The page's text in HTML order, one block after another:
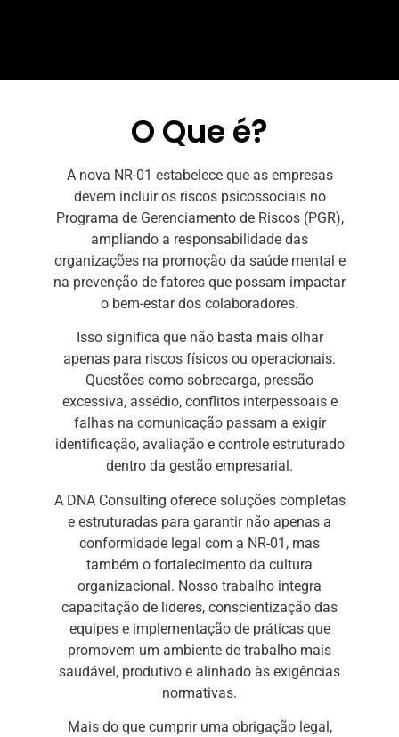
O Que é?
A nova NR-01 estabelece que as empresas
devem incluir os riscos psicossociais no
Programa de Gerenciamento de Riscos (PGR),
ampliando a responsabilidade das
organizações na promoção da saúde mental e
na prevenção de fatores que possam impactar
o bem-estar dos colaboradores.
Isso significa que não basta mais olhar
apenas para riscos físicos ou operacionais.
Questões como sobrecarga, pressão
excessiva, assédio, conflitos interpessoais e
falhas na comunicação passam a exigir
identificação, avaliação e controle estruturado
dentro da gestão empresarial.
A DNA Consulting oferece soluções completas
e estruturadas para garantir não apenas a
conformidade legal com a NR-01, mas
também o fortalecimento da cultura
organizacional. Nosso trabalho integra
capacitação de líderes, conscientização das
equipes e implementação de práticas que
promovem um ambiente de trabalho mais
saudável, produtivo e alinhado às exigências
normativas.
Mais do que cumprir uma obrigação legal,